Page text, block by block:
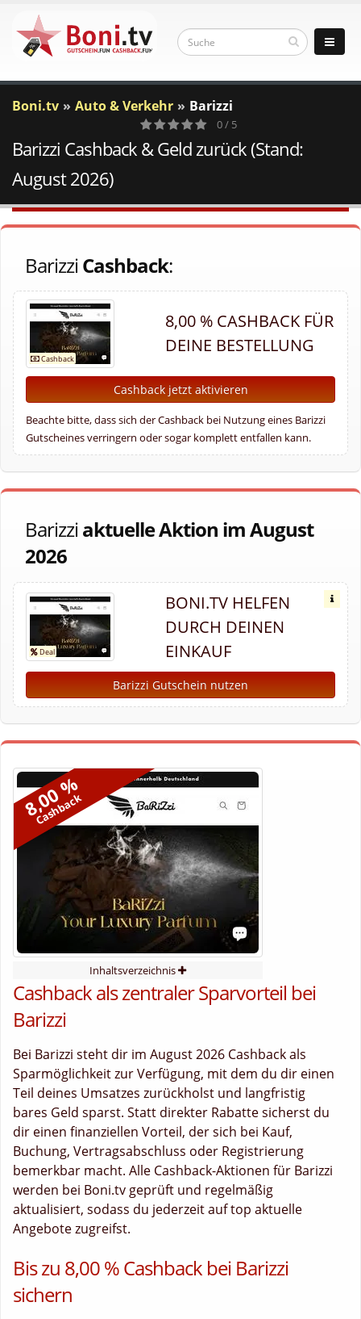
Boni.tv Auto & Verkehr Barizzi
0
Votes
0 / 5
Barizzi Cashback & Geld zurück (Stand:
August 2026)
BarizziCashback:
8,00 % CASHBACK FÜR
DEINE BESTELLUNG
Cashback jetzt aktivieren
Beachte bitte, dass sich der Cashback bei Nutzung eines Barizzi
Gutscheines verringern oder sogar komplett entfallen kann.
Barizziaktuelle Aktion im August
2026
BONI.TV HELFEN
DURCH DEINEN
EINKAUF
Barizzi Gutschein nutzen
8,00 %
Cashback
Inhaltsverzeichnis
Cashback als zentraler Sparvorteil bei
Barizzi
Bei Barizzi steht dir im August 2026 Cashback als
Sparmöglichkeit zur Verfügung, mit dem du dir einen
Teil deines Umsatzes zurückholst und langfristig
bares Geld sparst. Statt direkter Rabatte sicherst du
dir einen finanziellen Vorteil, der sich bei Kauf,
Buchung, Vertragsabschluss oder Registrierung
bemerkbar macht. Alle Cashback-Aktionen für Barizzi
werden bei Boni.tv geprüft und regelmäßig
aktualisiert, sodass du jederzeit auf top aktuelle
Angebote zugreifst.
Bis zu 8,00 % Cashback bei Barizzi
sichern